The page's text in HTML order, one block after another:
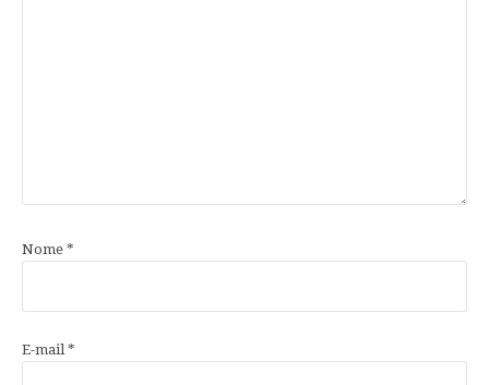
Nome *
E-mail*